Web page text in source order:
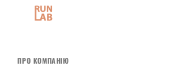
ПРО КОМПАНІЮ